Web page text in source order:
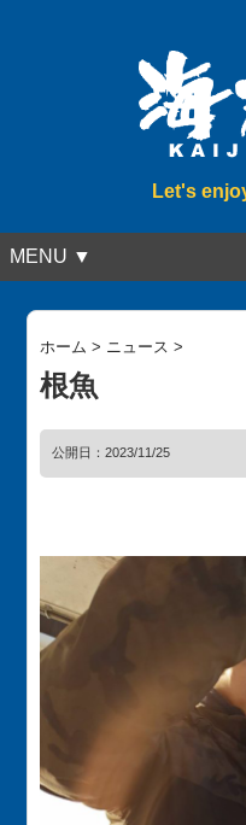
Let's
MENU ▼
ホーム > ニュース >
根魚
公開日：2023/11/25